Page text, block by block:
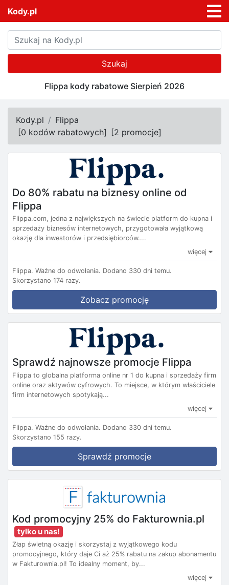
Kody.pl
Szukaj
Flippa kody rabatowe Sierpień 2026
Kody.pl
Flippa
[0 kodów rabatowych] [2 promocje]
Do 80% rabatu na biznesy online od
Flippa
Flippa.com, jedna z największych na świecie platform do kupna i
sprzedaży biznesów internetowych, przygotowała wyjątkową
okazję dla inwestorów i przedsiębiorców....
więcej
Flippa. Ważne do odwołania. Dodano 330 dni temu.
Skorzystano 174 razy.
Zobacz promocję
Sprawdź najnowsze promocje Flippa
Flippa to globalna platforma online nr 1 do kupna i sprzedaży firm
online oraz aktywów cyfrowych. To miejsce, w którym właściciele
firm internetowych spotykają...
więcej
Flippa. Ważne do odwołania. Dodano 330 dni temu.
Skorzystano 155 razy.
Sprawdź promocje
Kod promocyjny 25% do Fakturownia.pl
tylko u nas!
Złap świetną okazję i skorzystaj z wyjątkowego kodu
promocyjnego, który daje Ci aż 25% rabatu na zakup abonamentu
w Fakturownia.pl! To idealny moment, by...
więcej